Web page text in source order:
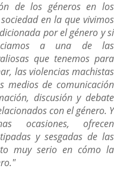
de los géneros en los
en la que vivimos
por el género y si
a una de las
que tenemos para
las violencias machistas
medios de comunicación
discusión y debate
con el género. Y
ocasiones, ofrecen
y sesgadas de las
muy serio en cómo la